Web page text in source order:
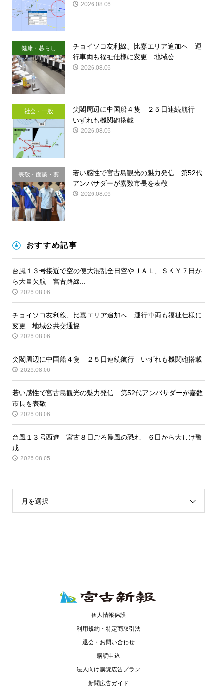
2026.08.06
健康・暮らし
チョイソコ友利線、比嘉エリア追加へ 運
行車両も福祉仕様に変更 地域公...
2026.08.06
社会・一般
尖閣周辺に中国船４隻 ２５日連続航行
いずれも機関砲搭載
2026.08.06
表敬・面談・要
請
若い感性で宮古島観光の魅力発信 第52代
アンバサダーが嘉数市長を表敬
2026.08.06
おすすめ記事
台風１３号接近で空の便大混乱全日空やＪＡＬ、ＳＫＹ７日か
ら大量欠航 宮古路線...
2026.08.06
チョイソコ友利線、比嘉エリア追加へ 運行車両も福祉仕様に
変更 地域公共交通協
2026.08.06
尖閣周辺に中国船４隻 ２５日連続航行 いずれも機関砲搭載
2026.08.06
若い感性で宮古島観光の魅力発信 第52代アンバサダーが嘉数
市長を表敬
2026.08.06
台風１３号西進 宮古８日ごろ暴風の恐れ ６日から大しけ警
戒
2026.08.05
月を選択
個人情報保護
利用規約・特定商取引法
退会・お問い合わせ
購読申込
法人向け購読広告プラン
新聞広告ガイド